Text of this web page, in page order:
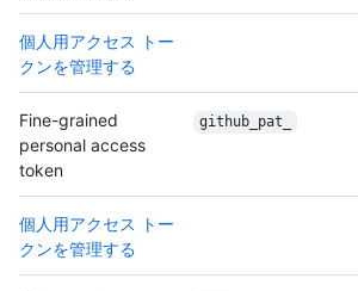
個人用アクセス トー
クンを管理する
Fine-grained
personal access
token
github_pat_
個人用アクセス トー
クンを管理する